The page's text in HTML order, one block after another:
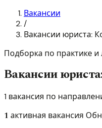
Вакансии
/
Вакансии юриста:
Подборка по практике и
Вакансии
1 вакансия по
1 активная вакансия